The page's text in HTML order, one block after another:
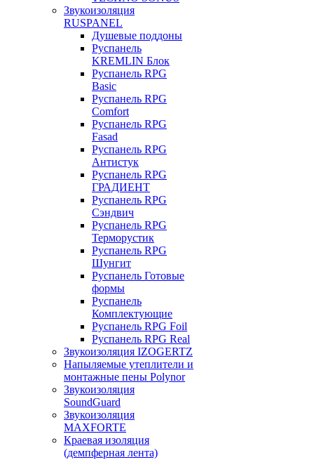
Звукоизоляция
RUSPANEL
Душевые поддоны
Руспанель
KREMLIN Блок
Руспанель RPG
Basic
Руспанель RPG
Comfort
Руспанель RPG
Fasad
Руспанель RPG
Антистук
Руспанель RPG
ГРАДИЕНТ
Руспанель RPG
Сэндвич
Руспанель RPG
Терморустик
Руспанель RPG
Шунгит
Руспанель Готовые
формы
Руспанель
Комплектующие
Руспанель RPG Foil
Руспанель RPG Real
Звукоизоляция IZOGERTZ
Напыляемые утеплители и
монтажные пены Polynor
Звукоизоляция
SoundGuard
Звукоизоляция
MAXFORTE
Краевая изоляция
(демпферная лента)